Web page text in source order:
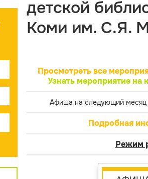
детской
Коми им. С.Я.
Просмотреть все
Узнать мероприятие на
Афиша на следующий месяц
Подробная
Режим